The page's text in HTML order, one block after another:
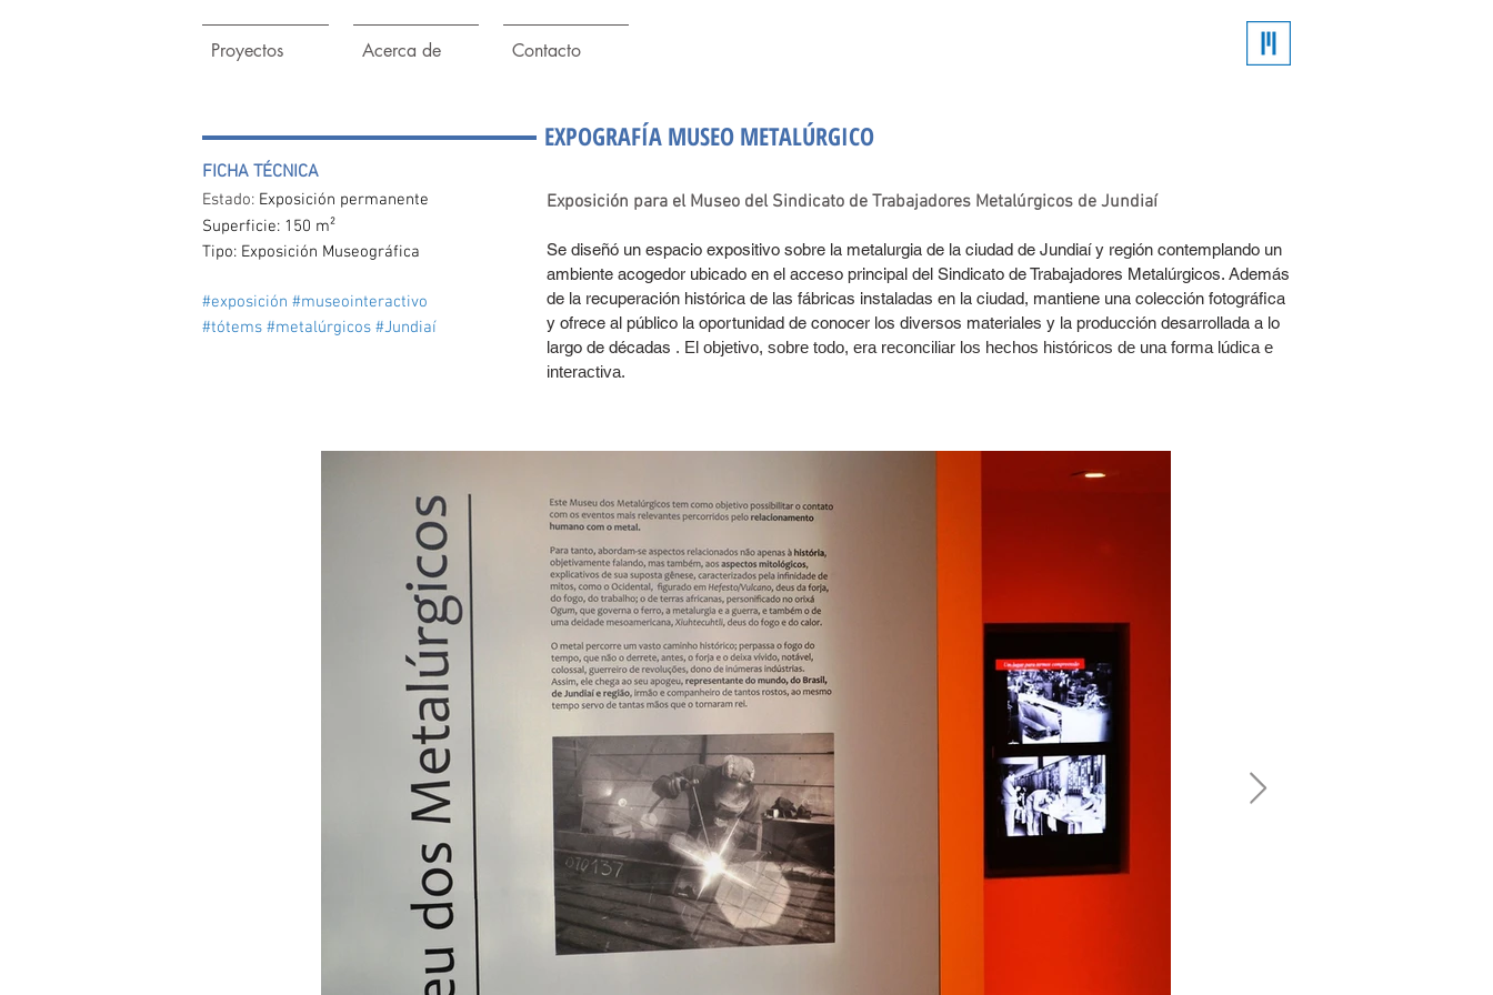
Proyectos Acerca de Contacto
FICHA TÉCNICA
Estado: Exposición permanente
Superficie: 150 m²
Tipo: Exposición Museográfica
#exposición #museointeractivo
#tótems #metalúrgicos #Jundiaí
EXPOGRAFÍA MUSEO METALÚRGICO
Exposición para el Museo del Sindicato de Trabajadores Metalúrgicos de Jundiaí
Se diseñó un espacio expositivo sobre la metalurgia de la ciudad de Jundiaí y región contemplando un
ambiente acogedor ubicado en el acceso principal del Sindicato de Trabajadores Metalúrgicos. Además
de la recuperación histórica de las fábricas instaladas en la ciudad, mantiene una colección fotográfica
y ofrece al público la oportunidad de conocer los diversos materiales y la producción desarrollada a lo
largo de décadas . El objetivo, sobre todo, era reconciliar los hechos históricos de una forma lúdica e
interactiva.